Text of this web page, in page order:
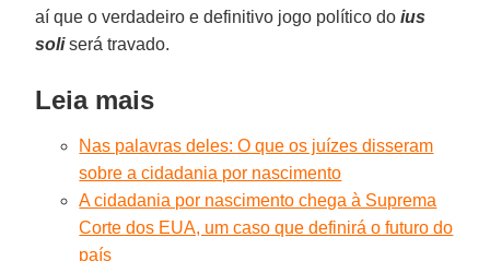
aí que o verdadeiro e definitivo jogo político doius
soliserá travado.
Leia mais
Nas palavras deles: O que os juízes disseram
sobre a cidadania por nascimento
A cidadania por nascimento chega à Suprema
Corte dos EUA, um caso que definirá o futuro do
país